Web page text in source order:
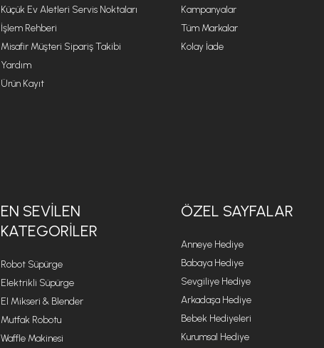
Küçük Ev Aletleri Servis Noktaları
İşlem Rehberi
Misafir Müşteri Sipariş Takibi
Yardım
Ürün Kayıt
Kampanyalar
Tüm Markalar
Kolay İade
EN SEVILEN
KATEGORILER
Robot Süpürge
Elektrikli Süpürge
El Mikseri & Blender
Mutfak Robotu
Waffle Makinesi
ÖZEL SAYFALAR
Anneye Hediye
Babaya Hediye
Sevgiliye Hediye
Arkadaşa Hediye
Bebek Hediyeleri
Kurumsal Hediye